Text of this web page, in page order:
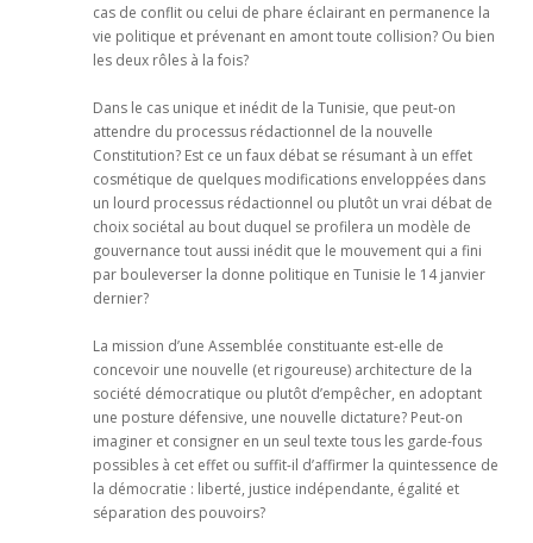
cas de conflit ou celui de phare éclairant en permanence la
vie politique et prévenant en amont toute collision? Ou bien
les deux rôles à la fois?
Dans le cas unique et inédit de la Tunisie, que peut-on
attendre du processus rédactionnel de la nouvelle
Constitution? Est ce un faux débat se résumant à un effet
cosmétique de quelques modifications enveloppées dans
un lourd processus rédactionnel ou plutôt un vrai débat de
choix sociétal au bout duquel se profilera un modèle de
gouvernance tout aussi inédit que le mouvement qui a fini
par bouleverser la donne politique en Tunisie le 14 janvier
dernier?
La mission d’une Assemblée constituante est-elle de
concevoir une nouvelle (et rigoureuse) architecture de la
société démocratique ou plutôt d’empêcher, en adoptant
une posture défensive, une nouvelle dictature? Peut-on
imaginer et consigner en un seul texte tous les garde-fous
possibles à cet effet ou suffit-il d’affirmer la quintessence de
la démocratie : liberté, justice indépendante, égalité et
séparation des pouvoirs?